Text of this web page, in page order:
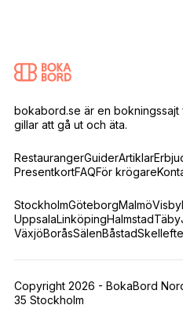
bokabord.se är en
gillar att gå ut och äta.
RestaurangerGuiderArtiklar
PresentkortFAQFör krögare
StockholmGöteborgMalmöVisby
UppsalaLinköpingHalmstadTäby
VäxjöBoråsSälenBåstad
Copyright 2026 - BokaBord
35 Stockholm